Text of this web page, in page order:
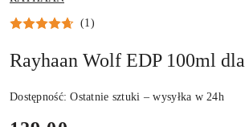
PRODUCENTA:
(1)
Rayhaan Wolf EDP 100ml
Dostępność:Ostatnie sztuki – wysyłka w 24h